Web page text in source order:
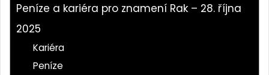
Peníze a kariéra pro znamení Rak – 28. října
2025
Kariéra
Peníze